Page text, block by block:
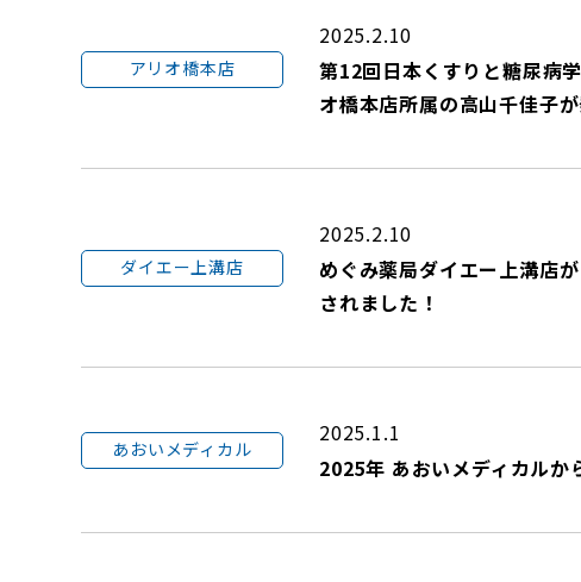
アリオ橋本店
2025.2.10
第12回日本くすりと糖尿病
オ橋本店所属の高山千佳子
ダイエー上溝店
2025.2.10
めぐみ薬局ダイエー上溝店
されました！
あおいメディカル
2025.1.1
2025年 あおいメディカルか